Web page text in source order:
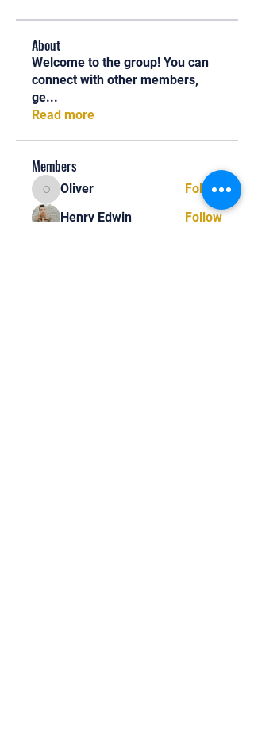
About
Welcome to the group! You can
connect with other members,
ge...
Read more
Members
OliverOliver
Follow
Henry Edwin
Follow